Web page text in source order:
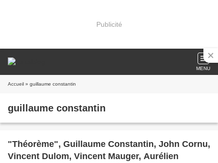
Publicité
MENU
Accueil » guillaume constantin
guillaume constantin
"Théorème", Guillaume Constantin, John Cornu,
Vincent Dulom, Vincent Mauger, Aurélien